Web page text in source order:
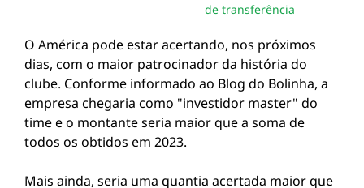
de transferência
O América pode estar acertando, nos próximos
dias, com o maior patrocinador da história do
clube. Conforme informado ao Blog do Bolinha, a
empresa chegaria como "investidor master" do
time e o montante seria maior que a soma de
todos os obtidos em 2023.
Mais ainda, seria uma quantia acertada maior que